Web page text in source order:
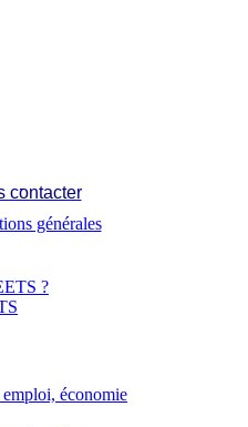
contacter
générales
?
économie